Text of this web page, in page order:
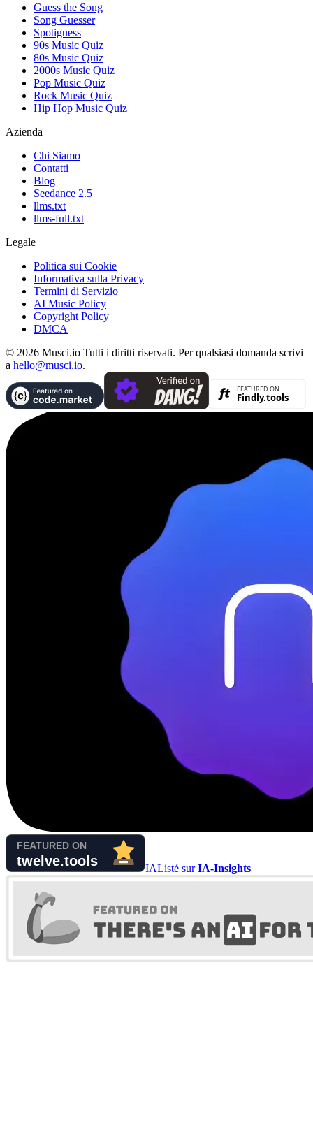
Guess the Song
Song Guesser
Spotiguess
90s Music Quiz
80s Music Quiz
2000s Music Quiz
Pop Music Quiz
Rock Music Quiz
Hip Hop Music Quiz
Azienda
Chi Siamo
Contatti
Blog
Seedance 2.5
llms.txt
llms-full.txt
Legale
Politica sui Cookie
Informativa sulla Privacy
Termini di Servizio
AI Music Policy
Copyright Policy
DMCA
© 2026 Musci.io Tutti i diritti riservati. Per qualsiasi domanda scrivi
a hello@musci.io.
IAListé surIA-Insights